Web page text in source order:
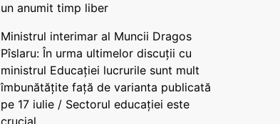
un anumit timp liber
Ministrul interimar al Muncii Dragos
Pîslaru: În urma ultimelor discuții cu
ministrul Educației lucrurile sunt mult
îmbunătățite față de varianta publicată
pe 17 iulie / Sectorul educației este
crucial